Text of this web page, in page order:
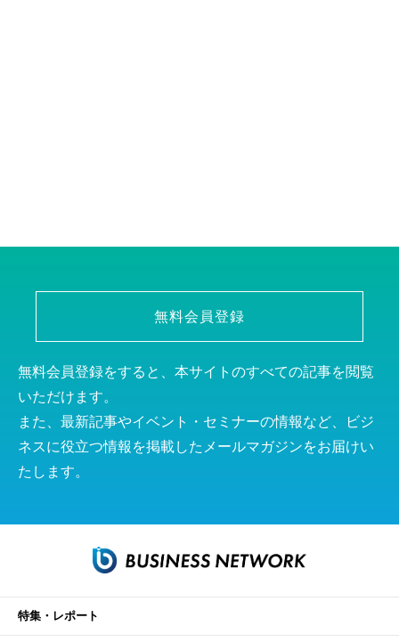
無料会員登録
無料会員登録をすると、本サイトのすべての記事を閲覧
いただけます。
また、最新記事やイベント・セミナーの情報など、ビジ
ネスに役立つ情報を掲載したメールマガジンをお届けい
たします。
特集・レポート